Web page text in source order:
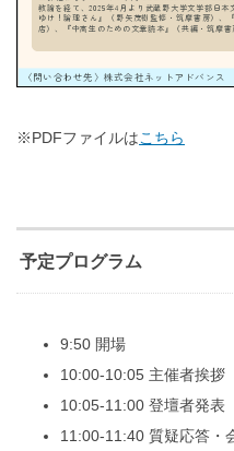
※PDFファイルはこちら
予定プログラム
9:50 開場
10:00-10:05 主催者挨拶
10:05-11:00 登壇者発表
11:00-11:40 質疑応答・